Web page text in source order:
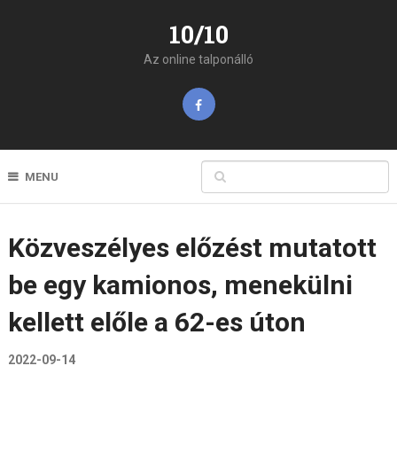
10/10
Az online talponálló
MENU
Közveszélyes előzést mutatott
be egy kamionos, menekülni
kellett előle a 62-es úton
2022-09-14